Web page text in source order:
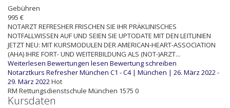
Gebühren
995 €
NOTARZT REFRESHER FRISCHEN SIE IHR PRÄKLINISCHES
NOTFALLWISSEN AUF UND SEIEN SIE UPTODATE MIT DEN LEITLINIEN
JETZT NEU: MIT KURSMODULEN DER AMERICAN-HEART-ASSOCIATION
(AHA) IHRE FORT- UND WEITERBILDUNG ALS (NOT-)ARZT...
Weiterlesen Bewertungen lesen Bewertung schreiben
Notarztkurs Refresher München C1 - C4 | München | 26. März 2022 -
29. März 2022Hot
RM Rettungsdienstschule München 1575 0
Kursdaten